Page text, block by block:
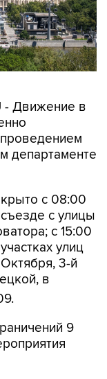
- Движение в
проведением
департаменте
с 08:00
с улицы
с 15:00
улиц
3-й
в
9